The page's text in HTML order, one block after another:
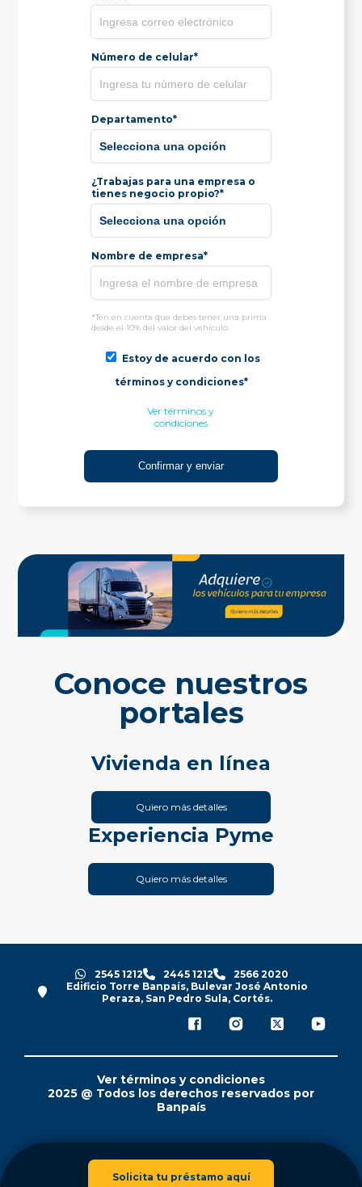
Solicita tu préstamo aquí
Número de celular*
Departamento*
¿Trabajas para una empresa o
tienes negocio propio?*
Nombre de empresa*
*Ten en cuenta que debes tener una prima
desde el 10% del valor del vehículo.
Estoy de acuerdo con los
términos y condiciones*
Ver términos y
condiciones
Conoce nuestros
portales
Vivienda en línea
Quiero más detalles
Experiencia Pyme
Quiero más detalles
2545 1212 2445 1212
2566 2020
Edificio Torre Banpaís, Bulevar José Antonio
Peraza, San Pedro Sula, Cortés.
Ver términos y condiciones
2025 @ Todos los derechos reservados por
Banpaís